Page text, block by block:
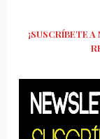
¡SUSCRÍBETE